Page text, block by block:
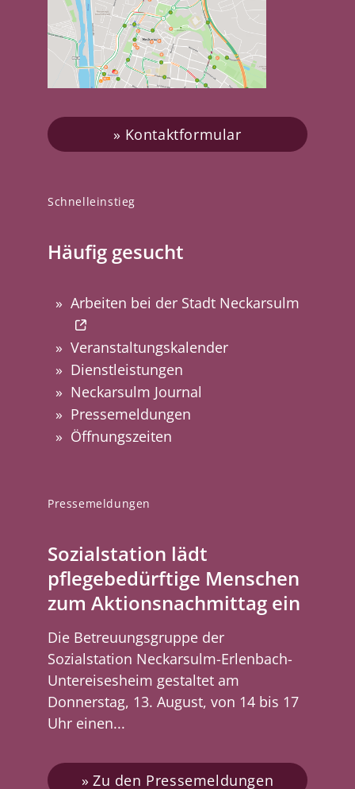
Pressemeldungen
Sozialstation lädt
pflegebedürftige Menschen
zum Aktionsnachmittag ein
Die Betreuungsgruppe der
Sozialstation Neckarsulm-Erlenbach-
Untereisesheim gestaltet am
Donnerstag, 13. August, von 14 bis 17
Uhr einen...
Zu den Pressemeldungen
Schnelleinstieg
Häufig gesucht
Arbeiten bei der Stadt Neckarsulm
Veranstaltungskalender
Dienstleistungen
Neckarsulm Journal
Pressemeldungen
Öffnungszeiten
Kontaktformular